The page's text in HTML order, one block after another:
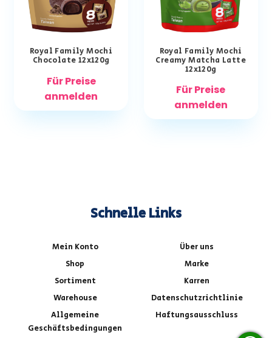
Royal Family Mochi
Chocolate 12x120g
Für Preise
anmelden
Royal Family Mochi
Creamy Matcha Latte
12x120g
Für Preise
anmelden
Schnelle Links
Mein Konto
Über uns
Shop
Marke
Sortiment
Karren
Warehouse
Datenschutzrichtlinie
Allgemeine
Geschäftsbedingungen
Haftungsausschluss